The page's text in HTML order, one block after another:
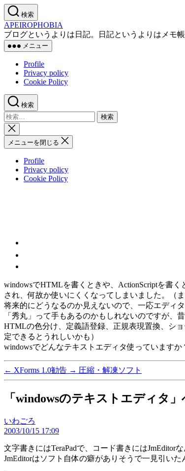
コ
ン
テ
ン
ツ
プ
検索
APEIROPHOBIA
ブログというよりは日記。日記というよりはメモ帳
メニュー
Profile
Privacy policy
Cookie Policy
検索
検
索
対
象:
検
索
を
メニューを閉じる
Profile
Privacy policy
Cookie Policy
windowsでHTMLを書くときや、ActionScriptを書
され、何故か使いにくくなってしまいました。（
将来的にどうなるのか見えないので、一応エディ
「秀丸」って手もあるのかもしれないのですが、
HTMLの色分け、定義語登録、正規表現置換、シ
定できるとうれしいかも）
windowsでどんなテキストエディタ使っていますか
← XForms 1.0勧告 → 圧縮・解凍ソフト
「windowsのテキストエディタ
いわごろ
発
2003/10/15 17:09
文字書きにはTeraPadで、コード書きにはJmEditorな
JmEditorはソフト自体の癖がありそうで一見引い